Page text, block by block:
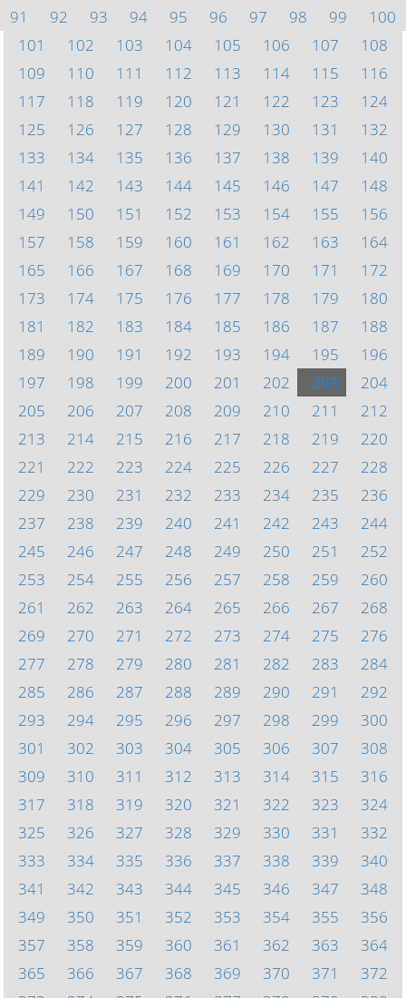
91
92 93 94 95 96 97 98 99
100
101
102 103 104 105 106 107
108
109
110 111 112 113 114 115
116
117
118 119 120 121 122 123
124
125
126 127 128 129 130 131
132
133
134 135 136 137 138 139
140
141
142 143 144 145 146 147
148
149
150 151 152 153 154 155
156
157
158 159 160 161 162 163
164
165
166 167 168 169 170 171
172
173
174 175 176 177 178 179
180
181
182 183 184 185 186 187
188
189
190 191 192 193 194 195
196
197
198 199 200 201 202 203
204
205
206 207 208 209 210 211
212
213
214 215 216 217 218 219
220
221
222 223 224 225 226 227
228
229
230 231 232 233 234 235
236
237
238 239 240 241 242 243
244
245
246 247 248 249 250 251
252
253
254 255 256 257 258 259
260
261
262 263 264 265 266 267
268
269
270 271 272 273 274 275
276
277
278 279 280 281 282 283
284
285
286 287 288 289 290 291
292
293
294 295 296 297 298 299
300
301
302 303 304 305 306 307
308
309
310 311 312 313 314 315
316
317
318 319 320 321 322 323
324
325
326 327 328 329 330 331
332
333
334 335 336 337 338 339
340
341
342 343 344 345 346 347
348
349
350 351 352 353 354 355
356
357
358 359 360 361 362 363
364
365
366 367 368 369 370 371
372